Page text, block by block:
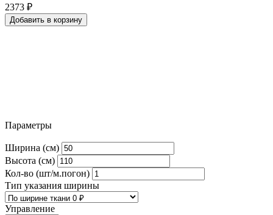
2373 ₽
Добавить в корзину
Параметры
Ширина (см)
Высота (см)
Кол-во (шт/м.погон)
Тип указания ширины
Управление